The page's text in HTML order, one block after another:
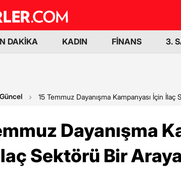
DAKİKA KADIN FİNANS 3.
Güncel 15 Temmuz Dayanışma Kampanyası İçin
Dayanışma
Sektörü Bir